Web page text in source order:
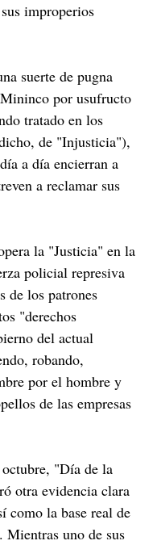
improperios
suerte de pugna
por usufructo
tratado en los
de "Injusticia"),
a día encierran a
a reclamar sus
la "Justicia" en la
policial represiva
de los patrones
"derechos
del actual
robando,
por el hombre y
de las empresas
"Día de la
otra evidencia clara
como la base real de
Mientras uno de sus